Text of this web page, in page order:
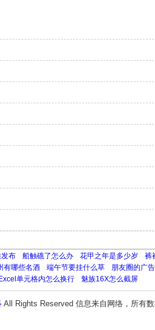
布 船触礁了怎么办 花甲之年是多少岁 裤
有哪些名酒 端午节要挂什么草 朋友圈的广
Excel单元格内怎么换行 魅族16X怎么截屏
All Rights Reserved 信息来自网络，所有